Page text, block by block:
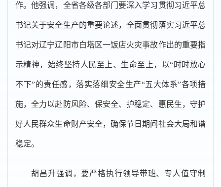
作。他强调，全省各级各部门要深入学习贯彻习近平总
书记关于安全生产的重要论述，全面贯彻落实习近平总
书记对辽宁辽阳市白塔区一饭店火灾事故作出的重要指
示精神，始终坚持人民至上、生命至上，以“时时放心
不下”的责任感，落实落细安全生产“五大体系”各项措
施，全力以赴防风险、保安全、护稳定、惠民生，守护
好人民群众生命财产安全，确保节日期间社会大局和谐
稳定。
胡昌升强调，要严格执行领导带班、专人值守制